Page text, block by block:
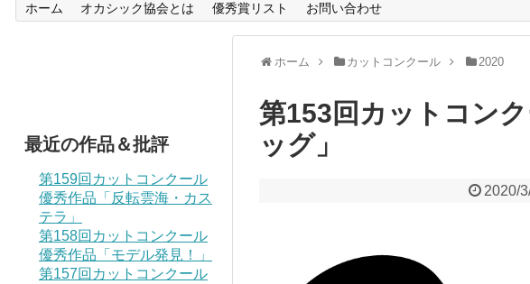
ホーム オカシック協会とは 優秀賞リスト お問い合わせ
最近の作品＆批評
第159回カットコンクール
優秀作品「反転雲海・カス
テラ」
第158回カットコンクール
優秀作品「モデル発見！」
第157回カットコンクール
ホーム カットコンクール 2020
第153回カットコン
ッグ」
2020/